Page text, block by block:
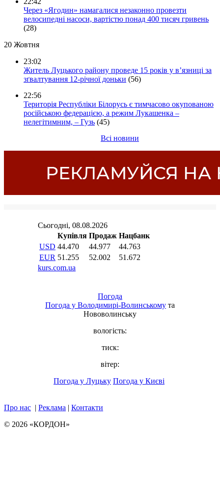
Через «Ягодин» намагалися незаконно провезти
велосипедні насоси, вартістю понад 400 тисяч гривень
(28)
20 Жовтня
23:02
Житель Луцького району проведе 15 років у в’язниці за
зґвалтування 12-річної доньки (56)
22:56
Територія Республіки Білорусь є тимчасово окупованою
російською федерацією, а режим Лукашенка –
нелегітимним, – Гузь (45)
Всі новини
Погода
Погода у Володимирі-Волинському та
Нововолинську
вологість:
тиск:
вітер:
Погода у Луцьку Погода у Києві
Про нас | Реклама | Контакти
© 2026 «КОРДОН»